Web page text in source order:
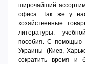
широчайший
офиса. Так же у
хозяйственные
литературы:
пособия. С помощью
Украины (Киев,
сократить время и